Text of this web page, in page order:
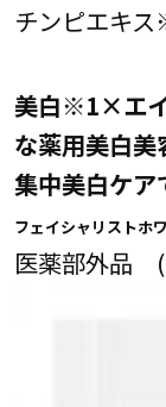
チンピエキ
美白※1×エ
な薬用美白美
集中美白ケ
フェイシャリストホ
医薬部外品